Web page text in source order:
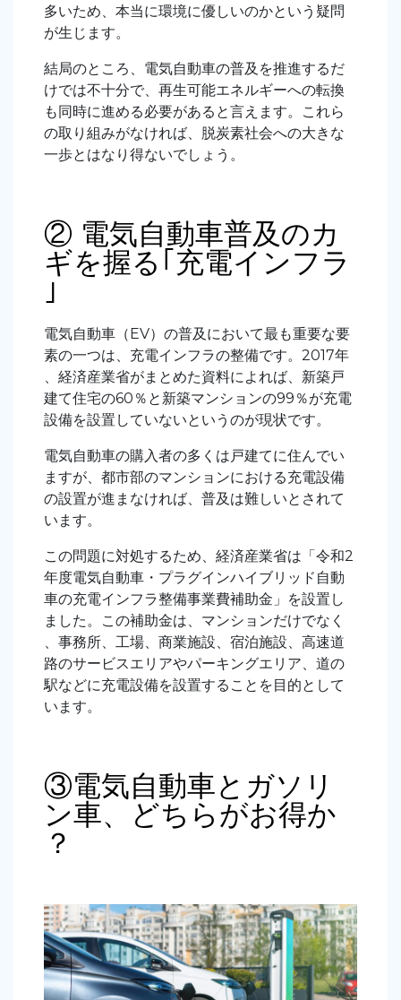
多いため、本当に環境に優しいのかという疑問
が生じます。
結局のところ、電気自動車の普及を推進するだ
けでは不十分で、再生可能エネルギーへの転換
も同時に進める必要があると言えます。これら
の取り組みがなければ、脱炭素社会への大きな
一歩とはなり得ないでしょう。
② 電気自動車普及のカ
ギを握る｢充電インフラ
｣
電気自動車（EV）の普及において最も重要な要
素の一つは、充電インフラの整備です。2017年
、経済産業省がまとめた資料によれば、新築戸
建て住宅の60％と新築マンションの99％が充電
設備を設置していないというのが現状です。
電気自動車の購入者の多くは戸建てに住んでい
ますが、都市部のマンションにおける充電設備
の設置が進まなければ、普及は難しいとされて
います。
この問題に対処するため、経済産業省は「令和2
年度電気自動車・プラグインハイブリッド自動
車の充電インフラ整備事業費補助金」を設置し
ました。この補助金は、マンションだけでなく
、事務所、工場、商業施設、宿泊施設、高速道
路のサービスエリアやパーキングエリア、道の
駅などに充電設備を設置することを目的として
います。
③電気自動車とガソリ
ン車、どちらがお得か
？